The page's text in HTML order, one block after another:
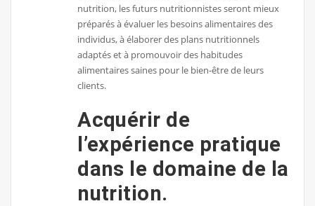
nutrition, les futurs nutritionnistes seront mieux
préparés à évaluer les besoins alimentaires des
individus, à élaborer des plans nutritionnels
adaptés et à promouvoir des habitudes
alimentaires saines pour le bien-être de leurs
clients.
Acquérir de
l’expérience pratique
dans le domaine de la
nutrition.